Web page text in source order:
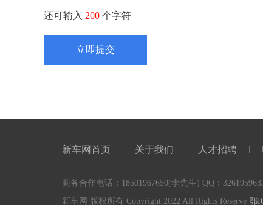
还可输入 200 个字符
立即提交
新车网首页 关于我们 人才招聘
商务合作电话：18501967650(李先生) QQ：
新车网 版权所有 Copyright 2022 All Rights Reserve 鄂